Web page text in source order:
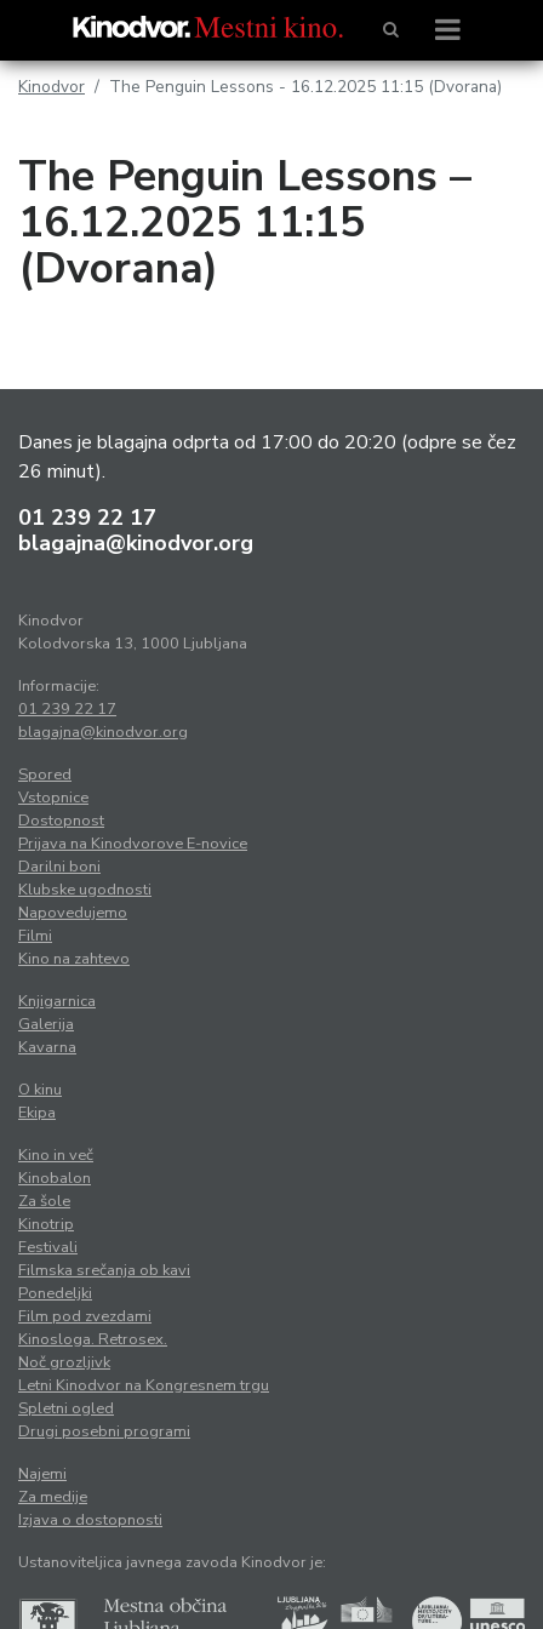
Kinodvor The Penguin Lessons - 16.12.2025 11:15 (Dvorana)
The Penguin Lessons –
16.12.2025 11:15
(Dvorana)
Danes je blagajna odprta od 17:00 do 20:20 (odpre se čez
26 minut).
01 239 22 17
blagajna@kinodvor.org
Kinodvor
Kolodvorska 13, 1000 Ljubljana
Informacije:
01 239 22 17
blagajna@kinodvor.org
Spored
Vstopnice
Dostopnost
Prijava na Kinodvorove E-novice
Darilni boni
Klubske ugodnosti
Napovedujemo
Filmi
Kino na zahtevo
Knjigarnica
Galerija
Kavarna
O kinu
Ekipa
Kino in več
Kinobalon
Za šole
Kinotrip
Festivali
Filmska srečanja ob kavi
Ponedeljki
Film pod zvezdami
Kinosloga. Retrosex.
Noč grozljivk
Letni Kinodvor na Kongresnem trgu
Spletni ogled
Drugi posebni programi
Najemi
Za medije
Izjava o dostopnosti
Ustanoviteljica javnega zavoda Kinodvor je: